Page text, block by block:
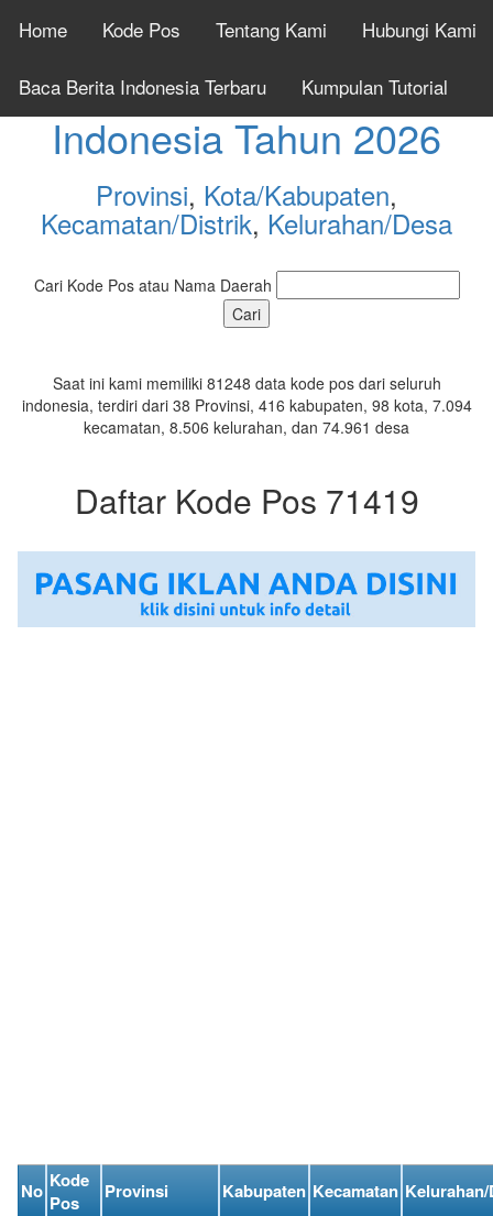
Home Kode Pos Tentang Kami Hubungi Kami
Baca Berita Indonesia Terbaru Kumpulan Tutorial
Cek Kode Pos Seluruh
Indonesia Tahun 2026
Provinsi, Kota/Kabupaten,
Kecamatan/Distrik, Kelurahan/Desa
Cari Kode Pos atau Nama Daerah
Saat ini kami memiliki 81248 data kode pos dari seluruh
indonesia, terdiri dari 38 Provinsi, 416 kabupaten, 98 kota, 7.094
kecamatan, 8.506 kelurahan, dan 74.961 desa
Daftar Kode Pos 71419
No Kode
Pos
Provinsi Kabupaten Kecamatan Kelurahan/